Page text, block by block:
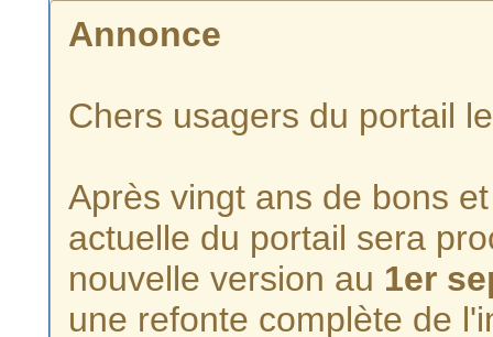
Annonce
Chers usagers du portail
Après vingt ans de bons
actuelle du portail sera
nouvelle version au 1er
une refonte complète de